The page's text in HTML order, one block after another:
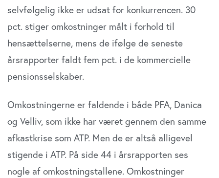
selvfølgelig ikke er udsat for konkurrencen. 30
pct. stiger omkostninger målt i forhold til
hensættelserne, mens de ifølge de seneste
årsrapporter faldt fem pct. i de kommercielle
pensionsselskaber.
Omkostningerne er faldende i både PFA, Danica
og Velliv, som ikke har været gennem den samme
afkastkrise som ATP. Men de er altså alligevel
stigende i ATP. På side 44 i årsrapporten ses
nogle af omkostningstallene. Omkostninger